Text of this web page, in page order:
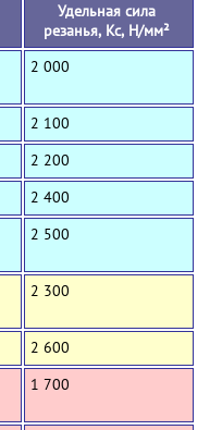
Удельная сила
резанья, Кс, Н/мм²
2 000
2 100
2 200
2 400
2 500
2 300
2 600
1 700